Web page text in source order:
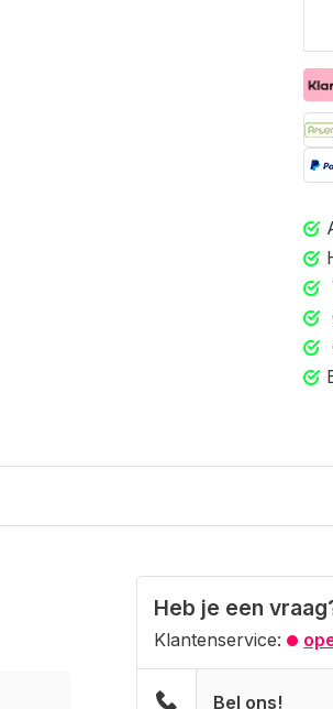
Heb je een
Klantenservice:
Bel ons!